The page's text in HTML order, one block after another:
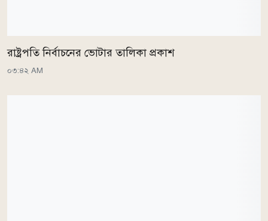
রাষ্ট্রপতি নির্বাচনের ভোটার তালিকা প্রকাশ
০৩:৪২ AM